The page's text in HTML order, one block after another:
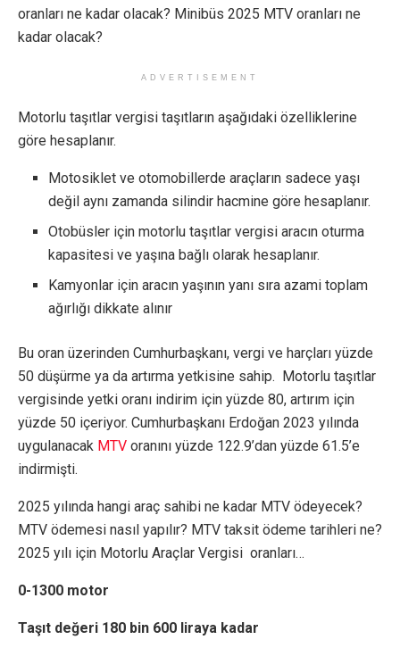
oranları ne kadar olacak? Minibüs 2025 MTV oranları ne
kadar olacak?
ADVERTISEMENT
Motorlu taşıtlar vergisi taşıtların aşağıdaki özelliklerine
göre hesaplanır.
Motosiklet ve otomobillerde araçların sadece yaşı
değil aynı zamanda silindir hacmine göre hesaplanır.
Otobüsler için motorlu taşıtlar vergisi aracın oturma
kapasitesi ve yaşına bağlı olarak hesaplanır.
Kamyonlar için aracın yaşının yanı sıra azami toplam
ağırlığı dikkate alınır
Bu oran üzerinden Cumhurbaşkanı, vergi ve harçları yüzde
50 düşürme ya da artırma yetkisine sahip. Motorlu taşıtlar
vergisinde yetki oranı indirim için yüzde 80, artırım için
yüzde 50 içeriyor. Cumhurbaşkanı Erdoğan 2023 yılında
uygulanacak MTV oranını yüzde 122.9’dan yüzde 61.5’e
indirmişti.
2025 yılında hangi araç sahibi ne kadar MTV ödeyecek?
MTV ödemesi nasıl yapılır? MTV taksit ödeme tarihleri ne?
2025 yılı için Motorlu Araçlar Vergisi oranları…
0-1300 motor
Taşıt değeri 180 bin 600 liraya kadar